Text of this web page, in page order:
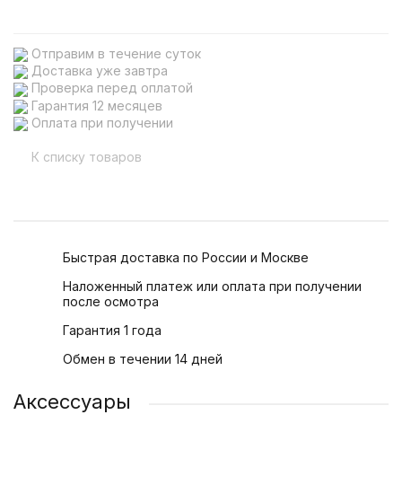
Отправим в течение суток
Доставка уже завтра
Проверка перед оплатой
Гарантия 12 месяцев
Оплата при получении
К списку товаров
Быстрая доставка по России и Москве
Наложенный платеж или оплата при получении
после осмотра
Гарантия 1 года
Обмен в течении 14 дней
Аксессуары